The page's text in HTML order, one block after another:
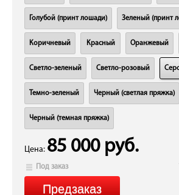
Голубой (принт лошади) Зеленый (принт
Коричневый Красный Оранжевый
Светло-зеленый Светло-розовый
Темно-зеленый Черный (светлая пряжка)
Черный (темная пряжка)
Цена: 85 000 руб.
Под заказ